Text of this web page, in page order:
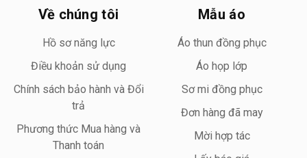
Về chúng tôi
Hồ sơ năng lực
Điều khoản sử dụng
Chính sách bảo hành và Đổi
trả
Phương thức Mua hàng và
Thanh toán
Mẫu áo
Áo thun đồng phục
Áo họp lớp
Sơ mi đồng phục
Đơn hàng đã may
Mời hợp tác